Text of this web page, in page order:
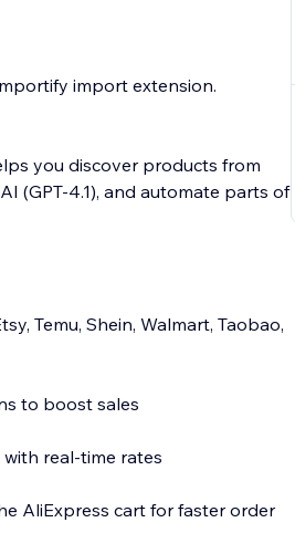
import extension.
you discover products from
(GPT-4.1), and automate parts of
Temu, Shein, Walmart, Taobao,
to boost sales
real-time rates
AliExpress cart for faster order